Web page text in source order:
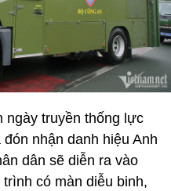
ngày truyền thống lực
nhận danh hiệu Anh
dân sẽ diễn ra vào
có màn diễu binh,